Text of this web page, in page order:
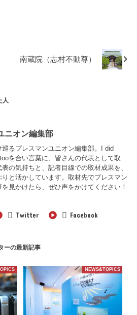
南蔵院（志村不動尊）
人
ニオン編集部
巡るプレスマンユニオン編集部。I did
を合い言葉に、皆さんの代表として取
の気持ちと、記者目線での取材成果を、
と活かしています。取材先でプレスマン
見かけたら、ぜひ声をかけてください！
Twitter Facebook
ーの最新記事
NEWS&TOPICS